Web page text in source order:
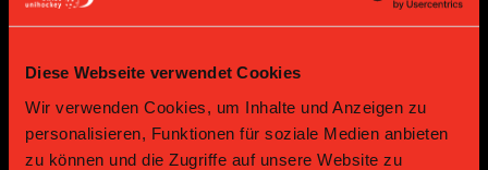
Diese Webseite verwendet Cookies
Wir verwenden Cookies, um Inhalte und Anzeigen zu
personalisieren, Funktionen für soziale Medien anbieten
zu können und die Zugriffe auf unsere Website zu
Bronze Partner